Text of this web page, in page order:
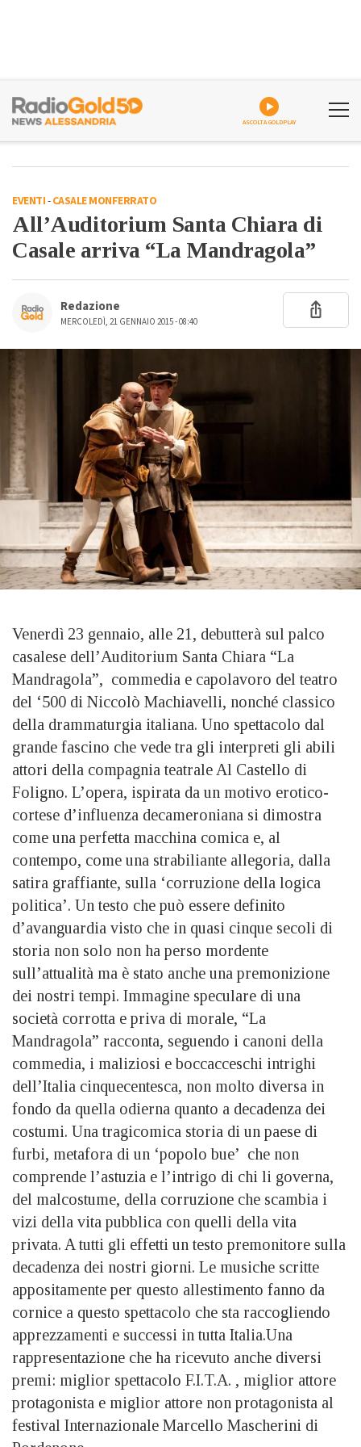
ASCOLTA GOLDPLAY
EVENTI-CASALE MONFERRATO
All’Auditorium Santa Chiara di
Casale arriva “La Mandragola”
Redazione
MERCOLEDÌ, 21 GENNAIO 2015 - 08:40
Venerdì 23 gennaio, alle 21, debutterà sul palco
casalese dell’Auditorium Santa Chiara “La
Mandragola”, commedia e capolavoro del teatro
del ‘500 di Niccolò Machiavelli, nonché classico
della drammaturgia italiana. Uno spettacolo dal
grande fascino che vede tra gli interpreti gli abili
attori della compagnia teatrale Al Castello di
Foligno. L’opera, ispirata da un motivo erotico-
cortese d’influenza decameroniana si dimostra
come una perfetta macchina comica e, al
contempo, come una strabiliante allegoria, dalla
satira graffiante, sulla ‘corruzione della logica
politica’. Un testo che può essere definito
d’avanguardia visto che in quasi cinque secoli di
storia non solo non ha perso mordente
sull’attualità ma è stato anche una premonizione
dei nostri tempi. Immagine speculare di una
società corrotta e priva di morale, “La
Mandragola” racconta, seguendo i canoni della
commedia, i maliziosi e boccacceschi intrighi
dell’Italia cinquecentesca, non molto diversa in
fondo da quella odierna quanto a decadenza dei
costumi. Una tragicomica storia di un paese di
furbi, metafora di un ‘popolo bue’ che non
comprende l’astuzia e l’intrigo di chi li governa,
del malcostume, della corruzione che scambia i
vizi della vita pubblica con quelli della vita
privata. A tutti gli effetti un testo premonitore sulla
decadenza dei nostri giorni. Le musiche scritte
appositamente per questo allestimento fanno da
cornice a questo spettacolo che sta raccogliendo
apprezzamenti e successi in tutta Italia.Una
rappresentazione che ha ricevuto anche diversi
premi: miglior spettacolo F.I.T.A. , miglior attore
protagonista e miglior attore non protagonista al
festival Internazionale Marcello Mascherini di